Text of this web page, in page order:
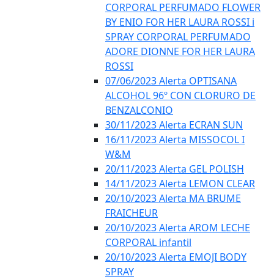
CORPORAL PERFUMADO FLOWER
BY ENIO FOR HER LAURA ROSSI i
SPRAY CORPORAL PERFUMADO
ADORE DIONNE FOR HER LAURA
ROSSI
07/06/2023 Alerta OPTISANA
ALCOHOL 96º CON CLORURO DE
BENZALCONIO
30/11/2023 Alerta ECRAN SUN
16/11/2023 Alerta MISSOCOL I
W&M
20/11/2023 Alerta GEL POLISH
14/11/2023 Alerta LEMON CLEAR
20/10/2023 Alerta MA BRUME
FRAICHEUR
20/10/2023 Alerta AROM LECHE
CORPORAL infantil
20/10/2023 Alerta EMOJI BODY
SPRAY